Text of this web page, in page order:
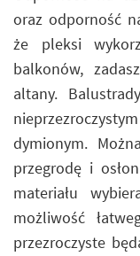
oraz odporność
że pleksi
balkonów,
altany.
dymionym.
przegrodę i
materiału
możliwość
przezroczyste